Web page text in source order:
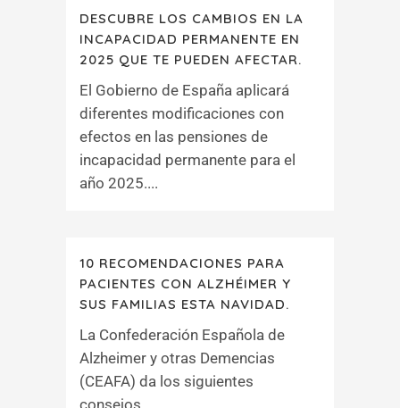
DESCUBRE LOS CAMBIOS EN LA
INCAPACIDAD PERMANENTE EN
2025 QUE TE PUEDEN AFECTAR.
El Gobierno de España aplicará
diferentes modificaciones con
efectos en las pensiones de
incapacidad permanente para el
año 2025....
10 RECOMENDACIONES PARA
PACIENTES CON ALZHÉIMER Y
SUS FAMILIAS ESTA NAVIDAD.
La Confederación Española de
Alzheimer y otras Demencias
(CEAFA) da los siguientes
consejos....